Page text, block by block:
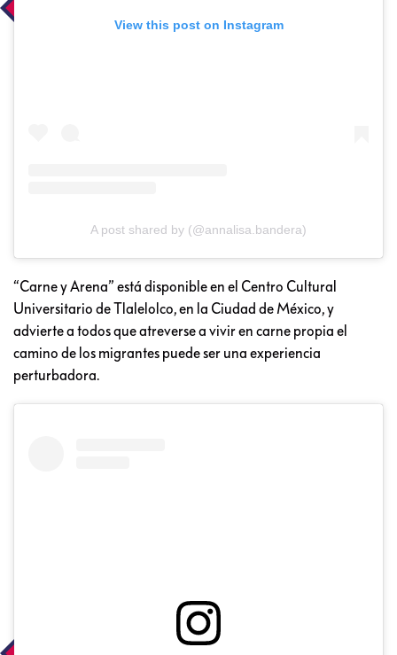
View this post on Instagram
A post shared by (@annalisa.bandera)
“Carne y Arena” está disponible en el Centro Cultural
Universitario de Tlalelolco, en la Ciudad de México, y
advierte a todos que atreverse a vivir en carne propia el
camino de los migrantes puede ser una experiencia
perturbadora.